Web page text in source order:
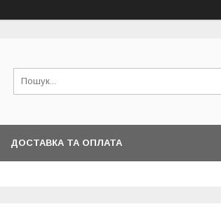
ДОСТАВКА ТА ОПЛАТА